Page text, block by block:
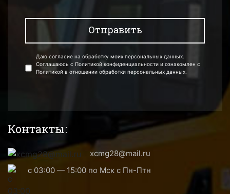
Даю согласие на обработку моих персональных данных.
Соглашаюсь с Политикой конфиденциальности и ознакомлен с
Политикой в отношении обработки персональных данных.
Контакты:
xcmg28@mail.ru
с 03:00 — 15:00 по Мск с Пн-Птн